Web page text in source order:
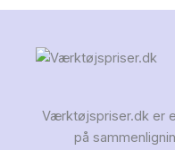
Værktøjspriser.dk er
på